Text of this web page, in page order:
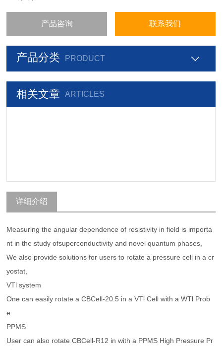
产品咨询 联系我们
产品分类 PRODUCT
相关文章 ARTICLES
详细介绍
Measuring the angular dependence of resistivity in field is importa
nt in the study ofsuperconductivity and novel quantum phases,
We also provide solutions for users to rotate a pressure cell in a cr
yostat,
VTl system
One can easily rotate a CBCell-20.5 in a VTl Cell with a WTl Prob
e.
PPMS
User can also rotate CBCell-R12 in with a PPMS High Pressure Pr